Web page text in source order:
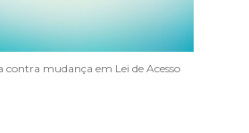
mudança em Lei de Acesso